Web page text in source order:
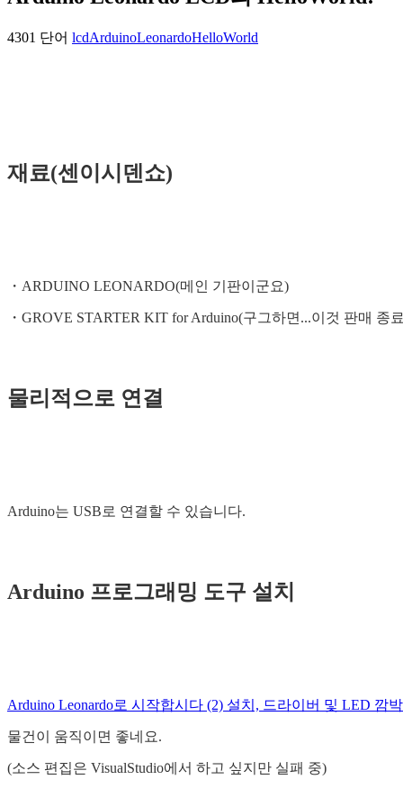
4301 단어 lcdArduinoLeonardoHelloWorld
재료(센이시덴쇼)
・ARDUINO LEONARDO(메인 기판이군요)
・GROVE STARTER KIT for Arduino(구그하면...이것 판매 종
물리적으로 연결
Arduino는 USB로 연결할 수 있습니다.
Arduino 프로그래밍 도구 설치
Arduino Leonardo로 시작합시다 (2) 설치, 드라이버 및 LED 깜
물건이 움직이면 좋네요.
(소스 편집은 VisualStudio에서 하고 싶지만 실패 중)